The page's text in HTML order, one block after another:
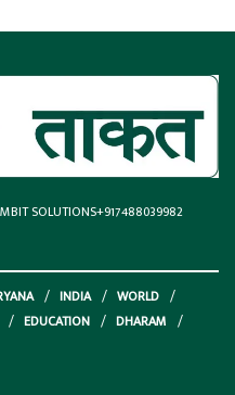
SOLUTIONS+917488039982
INDIA
WORLD
EDUCATION
DHARAM